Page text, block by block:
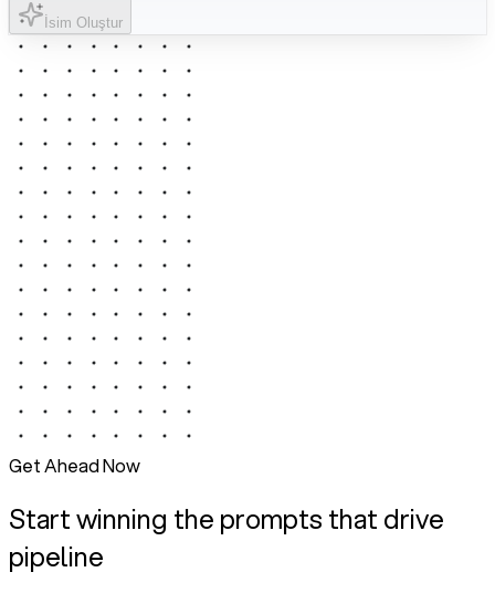
İsim Oluştur
Get Ahead Now
Start winning the prompts that drive
pipeline